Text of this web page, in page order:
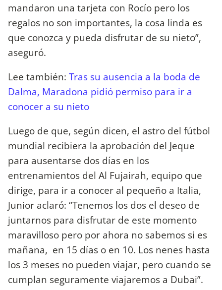
mandaron una tarjeta con Rocío pero los
regalos no son importantes, la cosa linda es
que conozca y pueda disfrutar de su nieto”,
aseguró.
Lee también: Tras su ausencia a la boda de
Dalma, Maradona pidió permiso para ir a
conocer a su nieto
Luego de que, según dicen, el astro del fútbol
mundial recibiera la aprobación del Jeque
para ausentarse dos días en los
entrenamientos del Al Fujairah, equipo que
dirige, para ir a conocer al pequeño a Italia,
Junior aclaró: “Tenemos los dos el deseo de
juntarnos para disfrutar de este momento
maravilloso pero por ahora no sabemos si es
mañana, en 15 días o en 10. Los nenes hasta
los 3 meses no pueden viajar, pero cuando se
cumplan seguramente viajaremos a Dubai”.